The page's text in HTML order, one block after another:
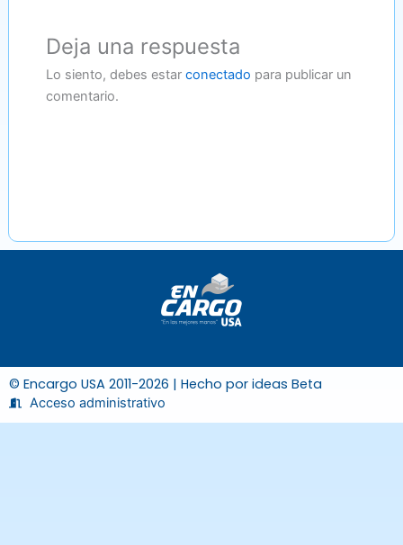
Deja una respuesta
Lo siento, debes estarconectado para publicar un
comentario.
© Encargo USA 2011-2026 | Hecho por ideas Beta
Acceso administrativo